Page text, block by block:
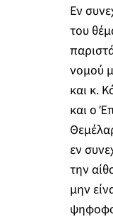
Εν
του
νομού
και κ.
και ο
εν
την
μην